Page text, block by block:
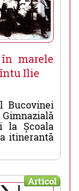
marele
Ilie
Bucovinei
la Școala
itinerantă
Articol